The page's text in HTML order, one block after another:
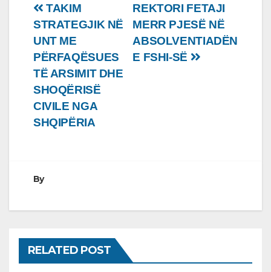
Lëvizje
te
postimet
REKTORI FETAJI
MERR PJESË NË
ABSOLVENTIADËN
E FSHI-SË
TAKIM
STRATEGJIK NË
UNT ME
PËRFAQËSUES
TË ARSIMIT DHE
SHOQËRISË
CIVILE NGA
SHQIPËRIA
By
RELATED POST